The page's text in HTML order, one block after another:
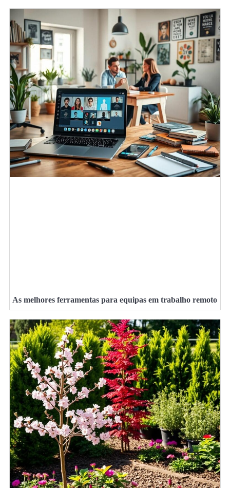
As melhores ferramentas para equipas em trabalho remoto